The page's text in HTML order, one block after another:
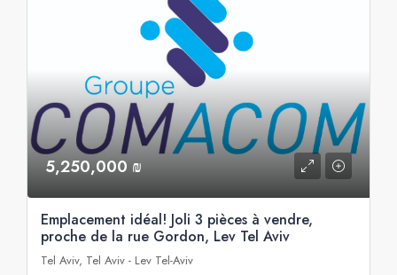
5,250,000 ₪
Emplacement idéal! Joli 3 pièces à vendre,
proche de la rue Gordon, Lev Tel Aviv
Tel Aviv, Tel Aviv - Lev Tel-Aviv